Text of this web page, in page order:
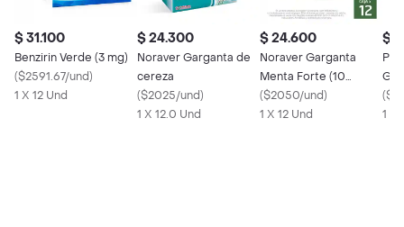
$ 31.100
Benzirin Verde (3 mg)
($2591.67/und)
1 X 12 Und
$ 24.300
Noraver Garganta de
cereza
($2025/und)
1 X 12.0 Und
$ 24.600
Noraver Garganta
Menta Forte (10
mg/1.4 mg)
($2050/und)
1 X 12 Und
$
(
1